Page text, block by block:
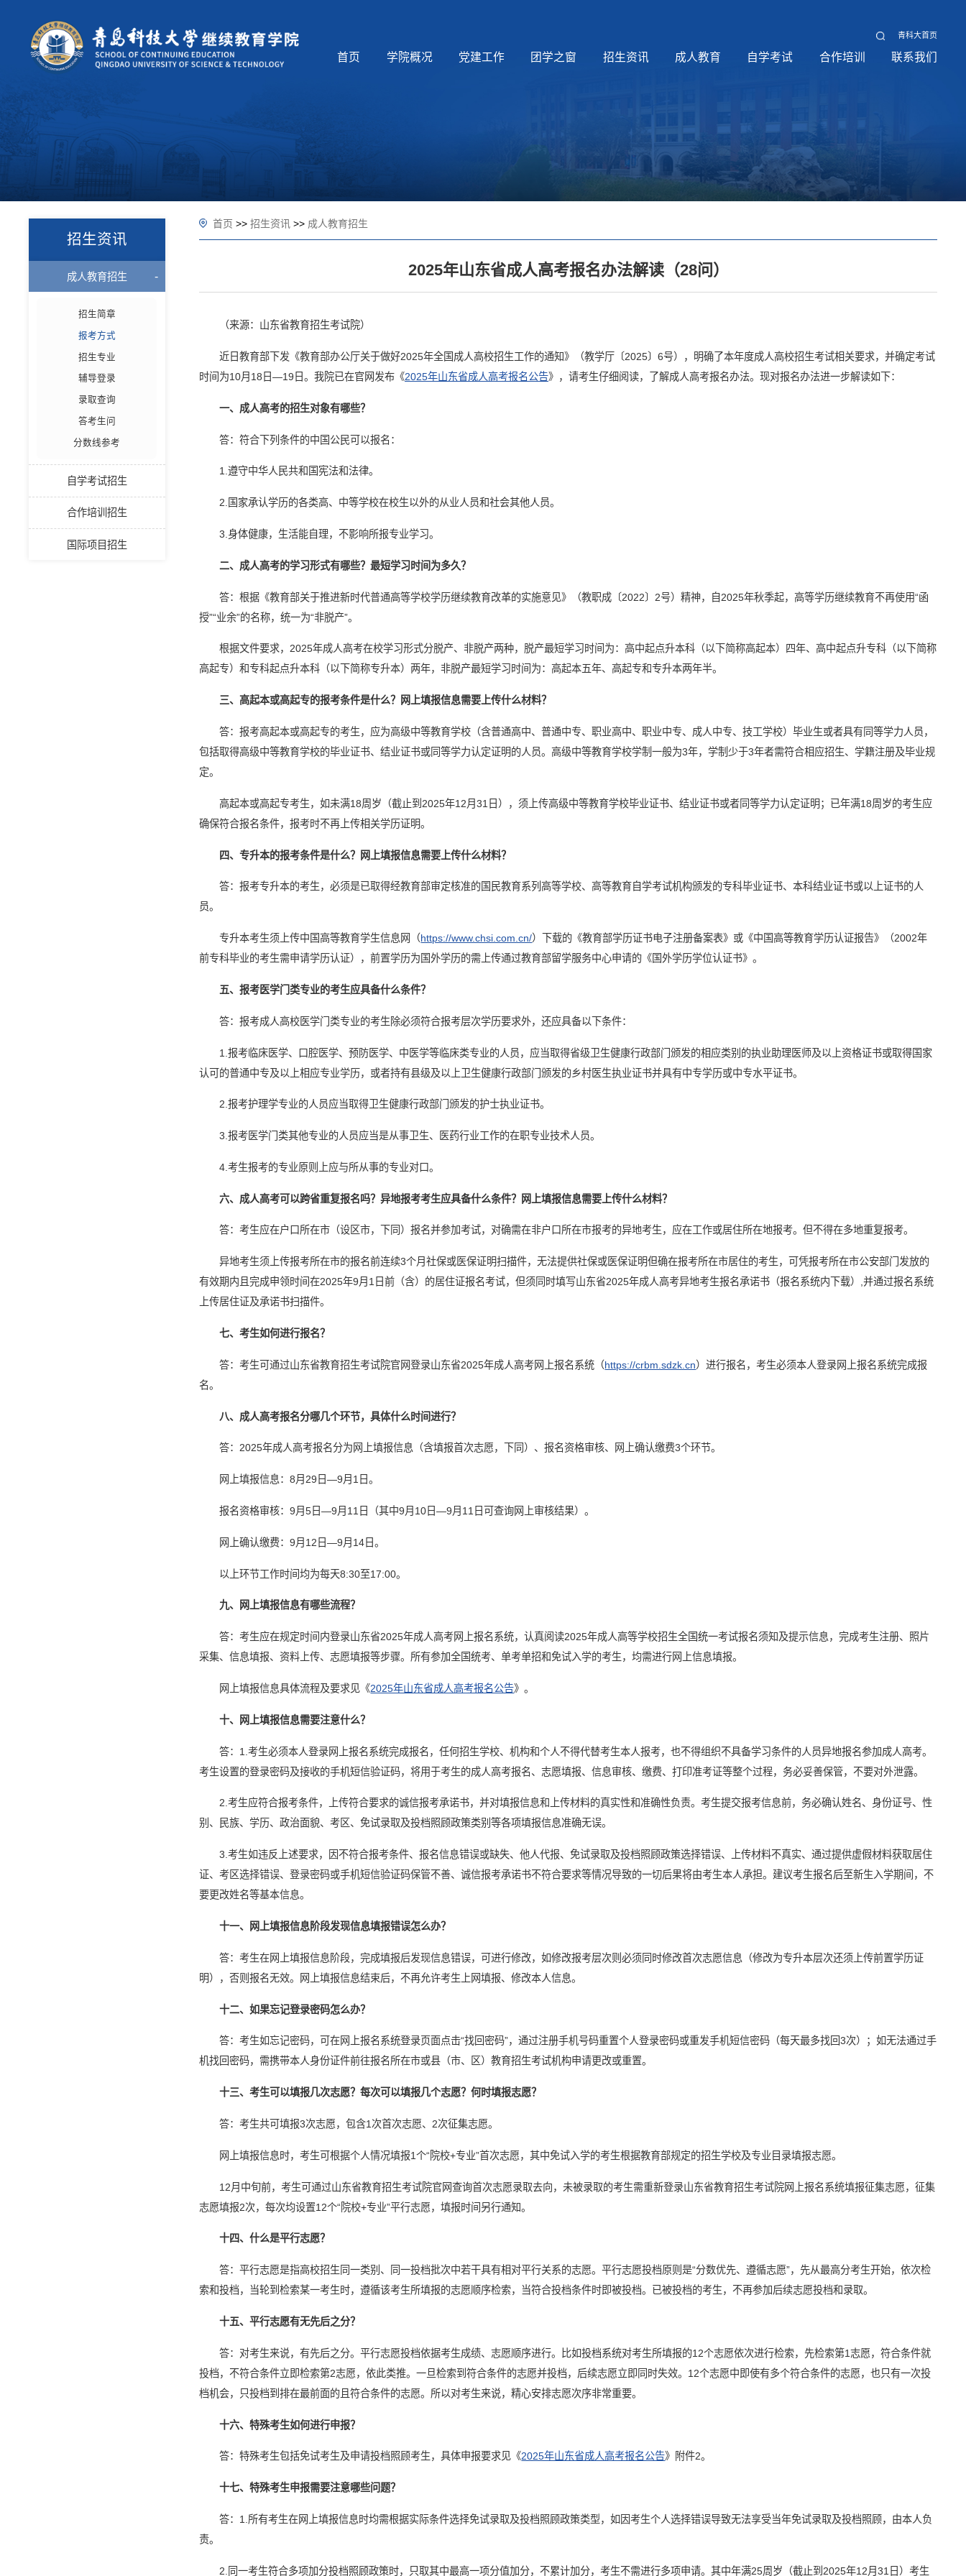
青科大首页
首页 学院概况 党建工作 团学之窗 招生资讯 成人教育 自学考试 合作培训 联系我们
招生资讯
成人教育招生
招生简章
报考方式
招生专业
辅导登录
录取查询
答考生问
分数线参考
自学考试招生
合作培训招生
国际项目招生
首页 >> 招生资讯 >> 成人教育招生
2025年山东省成人高考报名办法解读（28问）
（来源：山东省教育招生考试院）
近日教育部下发《教育部办公厅关于做好2025年全国成人高校招生工作的通知》（教学厅〔2025〕6号），明确了本年度成人高校招生考试相关要求，并确定考试
时间为10月18日—19日。我院已在官网发布《2025年山东省成人高考报名公告》，请考生仔细阅读，了解成人高考报名办法。现对报名办法进一步解读如下：
一、成人高考的招生对象有哪些？
答：符合下列条件的中国公民可以报名：
1.遵守中华人民共和国宪法和法律。
2.国家承认学历的各类高、中等学校在校生以外的从业人员和社会其他人员。
3.身体健康，生活能自理，不影响所报专业学习。
二、成人高考的学习形式有哪些？最短学习时间为多久？
答：根据《教育部关于推进新时代普通高等学校学历继续教育改革的实施意见》（教职成〔2022〕2号）精神，自2025年秋季起，高等学历继续教育不再使用“函
授”“业余”的名称，统一为“非脱产”。
根据文件要求，2025年成人高考在校学习形式分脱产、非脱产两种，脱产最短学习时间为：高中起点升本科（以下简称高起本）四年、高中起点升专科（以下简称
高起专）和专科起点升本科（以下简称专升本）两年，非脱产最短学习时间为：高起本五年、高起专和专升本两年半。
三、高起本或高起专的报考条件是什么？网上填报信息需要上传什么材料？
答：报考高起本或高起专的考生，应为高级中等教育学校（含普通高中、普通中专、职业高中、职业中专、成人中专、技工学校）毕业生或者具有同等学力人员，
包括取得高级中等教育学校的毕业证书、结业证书或同等学力认定证明的人员。高级中等教育学校学制一般为3年，学制少于3年者需符合相应招生、学籍注册及毕业规
定。
高起本或高起专考生，如未满18周岁（截止到2025年12月31日），须上传高级中等教育学校毕业证书、结业证书或者同等学力认定证明；已年满18周岁的考生应
确保符合报名条件，报考时不再上传相关学历证明。
四、专升本的报考条件是什么？网上填报信息需要上传什么材料？
答：报考专升本的考生，必须是已取得经教育部审定核准的国民教育系列高等学校、高等教育自学考试机构颁发的专科毕业证书、本科结业证书或以上证书的人
员。
专升本考生须上传中国高等教育学生信息网（https://www.chsi.com.cn/）下载的《教育部学历证书电子注册备案表》或《中国高等教育学历认证报告》（2002年
前专科毕业的考生需申请学历认证），前置学历为国外学历的需上传通过教育部留学服务中心申请的《国外学历学位认证书》。
五、报考医学门类专业的考生应具备什么条件？
答：报考成人高校医学门类专业的考生除必须符合报考层次学历要求外，还应具备以下条件：
1.报考临床医学、口腔医学、预防医学、中医学等临床类专业的人员，应当取得省级卫生健康行政部门颁发的相应类别的执业助理医师及以上资格证书或取得国家
认可的普通中专及以上相应专业学历，或者持有县级及以上卫生健康行政部门颁发的乡村医生执业证书并具有中专学历或中专水平证书。
2.报考护理学专业的人员应当取得卫生健康行政部门颁发的护士执业证书。
3.报考医学门类其他专业的人员应当是从事卫生、医药行业工作的在职专业技术人员。
4.考生报考的专业原则上应与所从事的专业对口。
六、成人高考可以跨省重复报名吗？异地报考考生应具备什么条件？网上填报信息需要上传什么材料？
答：考生应在户口所在市（设区市，下同）报名并参加考试，对确需在非户口所在市报考的异地考生，应在工作或居住所在地报考。但不得在多地重复报考。
异地考生须上传报考所在市的报名前连续3个月社保或医保证明扫描件，无法提供社保或医保证明但确在报考所在市居住的考生，可凭报考所在市公安部门发放的
有效期内且完成申领时间在2025年9月1日前（含）的居住证报名考试，但须同时填写山东省2025年成人高考异地考生报名承诺书（报名系统内下载）,并通过报名系统
上传居住证及承诺书扫描件。
七、考生如何进行报名？
答：考生可通过山东省教育招生考试院官网登录山东省2025年成人高考网上报名系统（https://crbm.sdzk.cn）进行报名，考生必须本人登录网上报名系统完成报
名。
八、成人高考报名分哪几个环节，具体什么时间进行？
答：2025年成人高考报名分为网上填报信息（含填报首次志愿，下同）、报名资格审核、网上确认缴费3个环节。
网上填报信息：8月29日—9月1日。
报名资格审核：9月5日—9月11日（其中9月10日—9月11日可查询网上审核结果）。
网上确认缴费：9月12日—9月14日。
以上环节工作时间均为每天8:30至17:00。
九、网上填报信息有哪些流程？
答：考生应在规定时间内登录山东省2025年成人高考网上报名系统，认真阅读2025年成人高等学校招生全国统一考试报名须知及提示信息，完成考生注册、照片
采集、信息填报、资料上传、志愿填报等步骤。所有参加全国统考、单考单招和免试入学的考生，均需进行网上信息填报。
网上填报信息具体流程及要求见《2025年山东省成人高考报名公告》。
十、网上填报信息需要注意什么？
答：1.考生必须本人登录网上报名系统完成报名，任何招生学校、机构和个人不得代替考生本人报考，也不得组织不具备学习条件的人员异地报名参加成人高考。
考生设置的登录密码及接收的手机短信验证码，将用于考生的成人高考报名、志愿填报、信息审核、缴费、打印准考证等整个过程，务必妥善保管，不要对外泄露。
2.考生应符合报考条件，上传符合要求的诚信报考承诺书，并对填报信息和上传材料的真实性和准确性负责。考生提交报考信息前，务必确认姓名、身份证号、性
别、民族、学历、政治面貌、考区、免试录取及投档照顾政策类别等各项填报信息准确无误。
3.考生如违反上述要求，因不符合报考条件、报名信息错误或缺失、他人代报、免试录取及投档照顾政策选择错误、上传材料不真实、通过提供虚假材料获取居住
证、考区选择错误、登录密码或手机短信验证码保管不善、诚信报考承诺书不符合要求等情况导致的一切后果将由考生本人承担。建议考生报名后至新生入学期间，不
要更改姓名等基本信息。
十一、网上填报信息阶段发现信息填报错误怎么办？
答：考生在网上填报信息阶段，完成填报后发现信息错误，可进行修改，如修改报考层次则必须同时修改首次志愿信息（修改为专升本层次还须上传前置学历证
明），否则报名无效。网上填报信息结束后，不再允许考生上网填报、修改本人信息。
十二、如果忘记登录密码怎么办？
答：考生如忘记密码，可在网上报名系统登录页面点击“找回密码”，通过注册手机号码重置个人登录密码或重发手机短信密码（每天最多找回3次）；如无法通过手
机找回密码，需携带本人身份证件前往报名所在市或县（市、区）教育招生考试机构申请更改或重置。
十三、考生可以填报几次志愿？每次可以填报几个志愿？何时填报志愿？
答：考生共可填报3次志愿，包含1次首次志愿、2次征集志愿。
网上填报信息时，考生可根据个人情况填报1个“院校+专业”首次志愿，其中免试入学的考生根据教育部规定的招生学校及专业目录填报志愿。
12月中旬前，考生可通过山东省教育招生考试院官网查询首次志愿录取去向，未被录取的考生需重新登录山东省教育招生考试院网上报名系统填报征集志愿，征集
志愿填报2次，每次均设置12个“院校+专业”平行志愿，填报时间另行通知。
十四、什么是平行志愿？
答：平行志愿是指高校招生同一类别、同一投档批次中若干具有相对平行关系的志愿。平行志愿投档原则是“分数优先、遵循志愿”，先从最高分考生开始，依次检
索和投档，当轮到检索某一考生时，遵循该考生所填报的志愿顺序检索，当符合投档条件时即被投档。已被投档的考生，不再参加后续志愿投档和录取。
十五、平行志愿有无先后之分？
答：对考生来说，有先后之分。平行志愿投档依据考生成绩、志愿顺序进行。比如投档系统对考生所填报的12个志愿依次进行检索，先检索第1志愿，符合条件就
投档，不符合条件立即检索第2志愿，依此类推。一旦检索到符合条件的志愿并投档，后续志愿立即同时失效。12个志愿中即使有多个符合条件的志愿，也只有一次投
档机会，只投档到排在最前面的且符合条件的志愿。所以对考生来说，精心安排志愿次序非常重要。
十六、特殊考生如何进行申报？
答：特殊考生包括免试考生及申请投档照顾考生，具体申报要求见《2025年山东省成人高考报名公告》附件2。
十七、特殊考生申报需要注意哪些问题？
答：1.所有考生在网上填报信息时均需根据实际条件选择免试录取及投档照顾政策类型，如因考生个人选择错误导致无法享受当年免试录取及投档照顾，由本人负
责。
2.同一考生符合多项加分投档照顾政策时，只取其中最高一项分值加分，不累计加分，考生不需进行多项申请。其中年满25周岁（截止到2025年12月31日）考生